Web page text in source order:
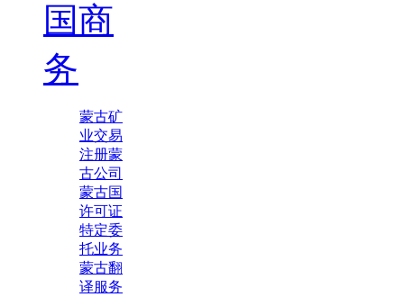
国商
务
蒙古矿
业交易
注册蒙
古公司
蒙古国
许可证
特定委
托业务
蒙古翻
译服务